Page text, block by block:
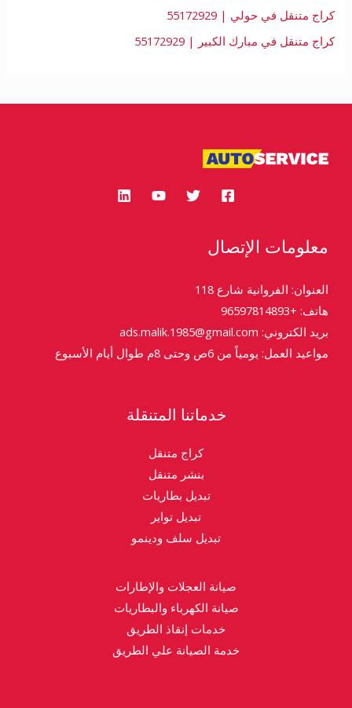
كراج متنقل في حولي | 55172929
كراج متنقل في مبارك الكبير | 55172929
معلومات الإتصال
العنوان: الفروانية شارع 118
هاتف: +96597814893
بريد الكتروني: ads.malik.1985@gmail.com
مواعيد العمل: يومياً من 6ص وحتى 8م طوال أيام الأسبوع
خدماتنا المتنقلة
كراج متنقل
بنشر متنقل
تبديل بطاريات
تبديل تواير
تبديل سلف ودينمو
صيانة العجلات والإطارات
صيانة الكهرباء والبطاريات
خدمات إنقاذ الطريق
خدمة الصيانة علي الطريق